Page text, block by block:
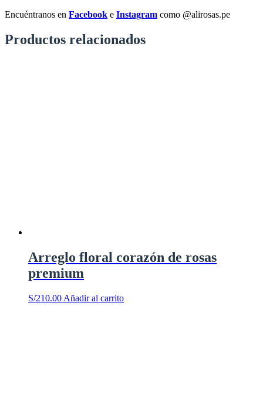
Encuéntranos en Facebook e Instagram como @alirosas.pe
Productos relacionados
Arreglo floral corazón de rosas
premium
S/210.00 Añadir al carrito